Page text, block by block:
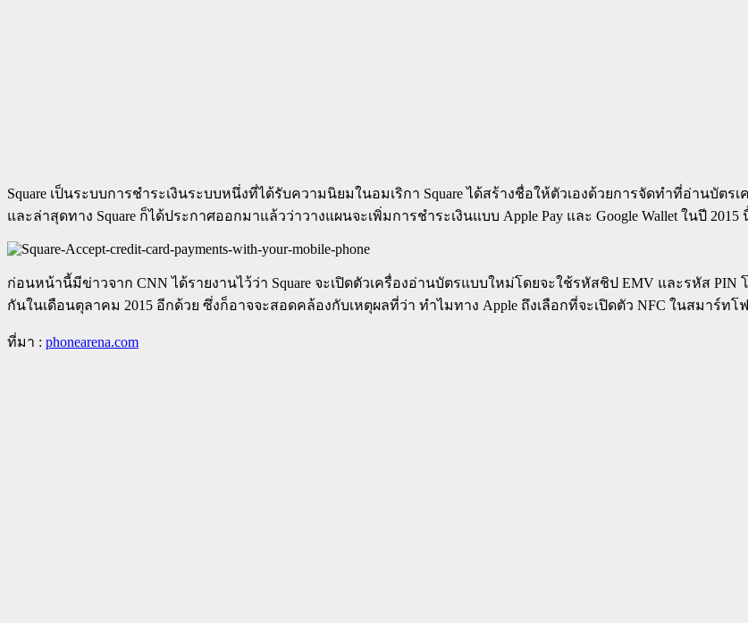
Square เป็นระบบการชำระเงินระบบหนึ่งที่ได้รับความนิยมในอมเริกา Square ได้สร้างชื่อให้ตัวเองด้วยการจัดทำที่อ่านบั
และล่าสุดทาง Square ก็ได้ประกาศออกมาแล้วว่าวางแผนจะเพิ่มการชำระเงินแบบ Apple Pay และ Google Wallet ในปี 2015
ก่อนหน้านี้มีข่าวจาก CNN ได้รายงานไว้ว่า Square จะเปิดตัวเครื่องอ่านบัตรแบบใหม่โดยจะใช้รหัสชิป EMV และรหัส
กันในเดือนตุลาคม 2015 อีกด้วย ซึ่งก็อาจจะสอดคล้องกับเหตุผลที่ว่า ทำไมทาง Apple ถึงเลือกที่จะเปิดตัว NFC ในสมาร์ทโ
ที่มา : phonearena.com